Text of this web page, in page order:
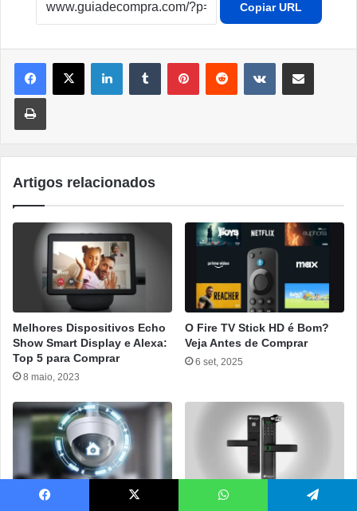
Copiar URL
LinkedinTumblr PinterestReddit VK Compartilhar por e-mail
Imprimir
Artigos relacionados
Melhores Dispositivos Echo
Show Smart Display e Alexa:
Top 5 para Comprar
8 maio, 2023
O Fire TV Stick HD é Bom?
Veja Antes de Comprar
6 set, 2025